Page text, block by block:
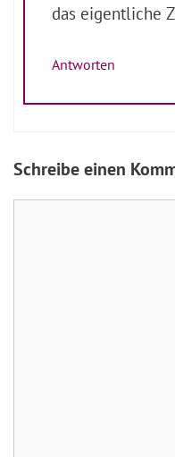
das eigentliche
Antworten
Schreibe einen